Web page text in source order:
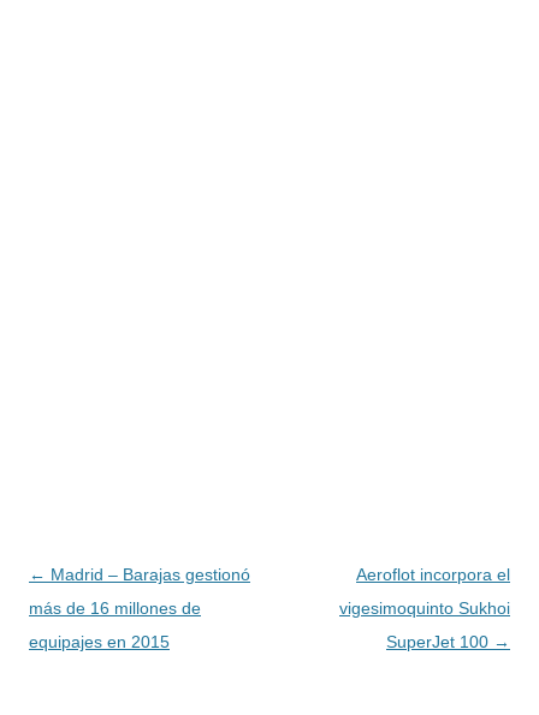
Navegación
de
entradas
← Madrid – Barajas gestionó
más de 16 millones de
equipajes en 2015
Aeroflot incorpora el
vigesimoquinto Sukhoi
SuperJet 100 →